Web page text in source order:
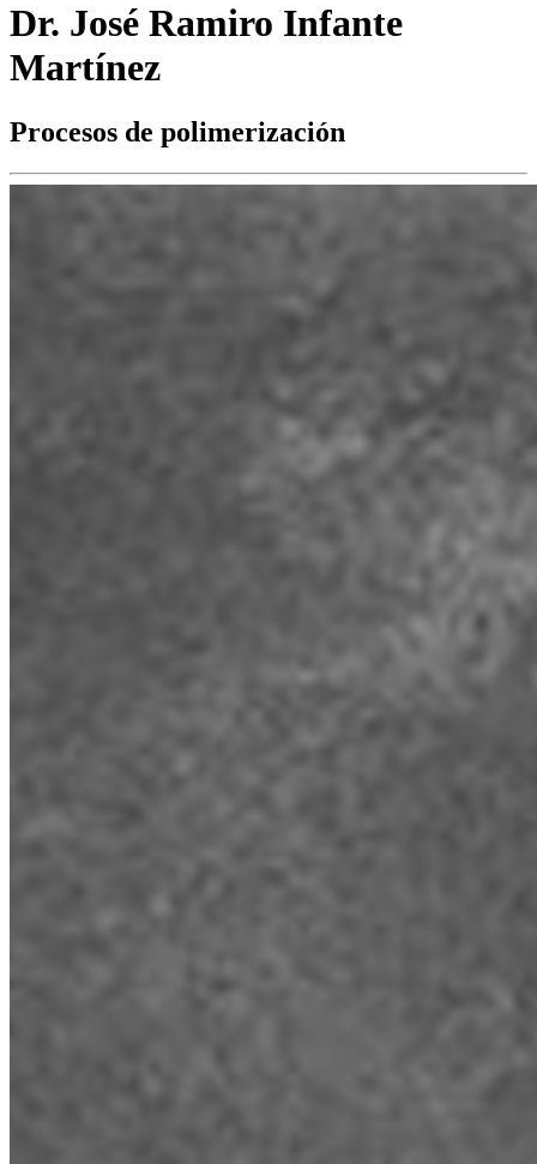
Dr. José Ramiro Infante
Martínez
Procesos de polimerización